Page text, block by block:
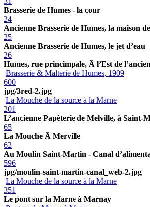
Brasserie de Humes - la cour
24
Ancienne Brasserie de Humes, la maison
25
Ancienne Brasserie de Humes, le jet d’eau
26
Humes, rue princimpale, Ã l’Est de
Brasserie & Malterie de Humes, 1909
600
jpg/3red-2.jpg
La Mouche de la source à la Marne
201
L’ancienne Papèterie de Melville, à Saint-
65
La Mouche Ã Merville
62
Au Moulin Saint-Martin - Canal
596
jpg/moulin-saint-martin-canal_web-2.jpg
La Mouche de la source à la Marne
351
Le pont sur la Marne à Marnay